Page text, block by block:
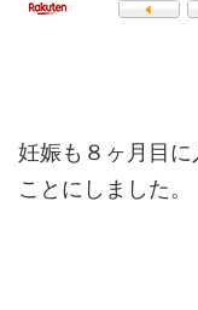
妊娠も８ヶ月目
ことにしました。